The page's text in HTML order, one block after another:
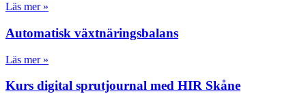
Läs mer »
Automatisk växtnäringsbalans
Läs mer »
Kurs digital sprutjournal med HIR Skåne